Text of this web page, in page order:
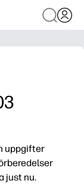
uppgifter
just nu.